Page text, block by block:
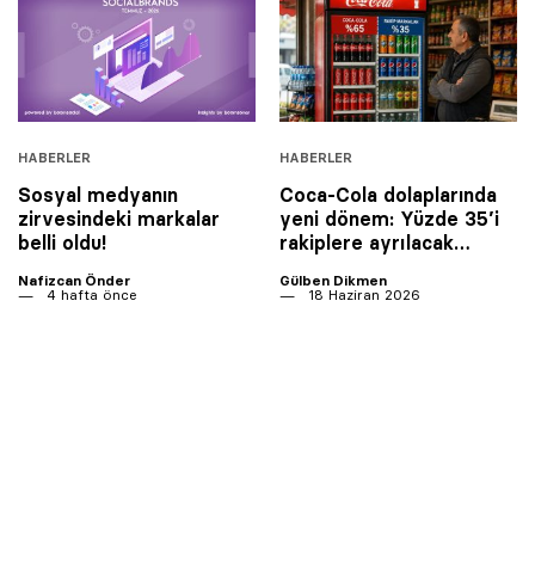
HABERLER
Sosyal medyanın
zirvesindeki markalar
belli oldu!
Nafizcan Önder
4 hafta önce
HABERLER
Coca-Cola dolaplarında
yeni dönem: Yüzde 35’i
rakiplere ayrılacak…
Gülben Dikmen
18 Haziran 2026